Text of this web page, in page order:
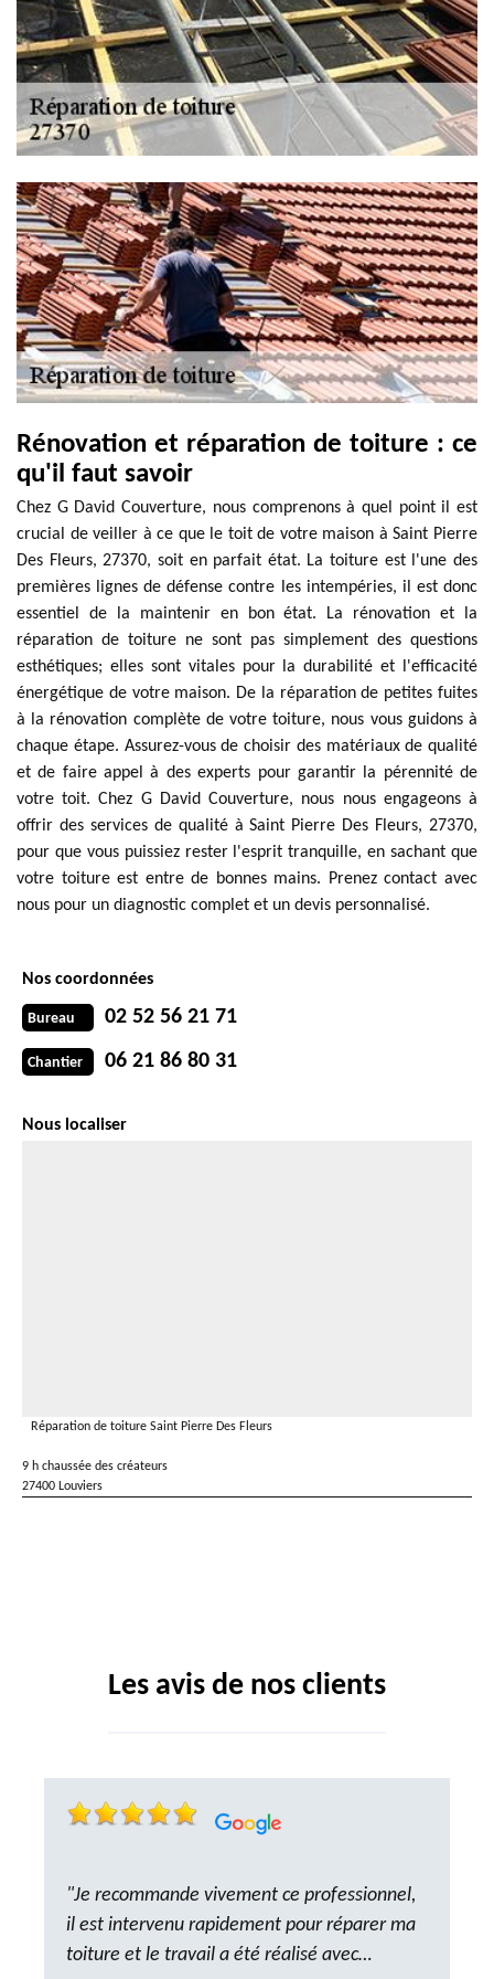
Rénovation et réparation de toiture : ce
qu'il faut savoir
Chez G David Couverture, nous comprenons à quel point il est
crucial de veiller à ce que le toit de votre maison à Saint Pierre
Des Fleurs, 27370, soit en parfait état. La toiture est l'une des
premières lignes de défense contre les intempéries, il est donc
essentiel de la maintenir en bon état. La rénovation et la
réparation de toiture ne sont pas simplement des questions
esthétiques; elles sont vitales pour la durabilité et l'efficacité
énergétique de votre maison. De la réparation de petites fuites
à la rénovation complète de votre toiture, nous vous guidons à
chaque étape. Assurez-vous de choisir des matériaux de qualité
et de faire appel à des experts pour garantir la pérennité de
votre toit. Chez G David Couverture, nous nous engageons à
offrir des services de qualité à Saint Pierre Des Fleurs, 27370,
pour que vous puissiez rester l'esprit tranquille, en sachant que
votre toiture est entre de bonnes mains. Prenez contact avec
nous pour un diagnostic complet et un devis personnalisé.
Nos coordonnées
Bureau 02 52 56 21 71
Chantier 06 21 86 80 31
Nous localiser
Réparation de toiture Saint Pierre Des Fleurs
9 h chaussée des créateurs
27400 Louviers
Les avis de nos clients
"Je recommande vivement ce professionnel,
il est intervenu rapidement pour réparer ma
toiture et le travail a été réalisé avec